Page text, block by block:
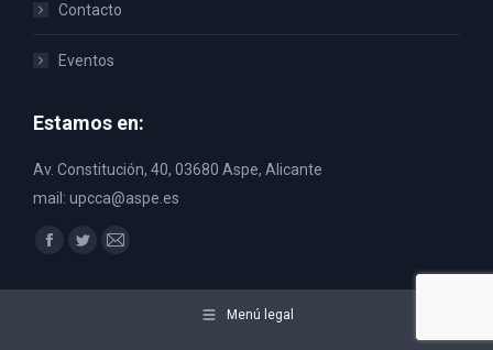
Contacto
Eventos
Estamos en:
Av. Constitución, 40, 03680 Aspe, Alicante
mail: upcca@aspe.es
Encuéntranos en:
Menú legal